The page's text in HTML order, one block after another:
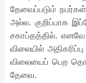
தேவைப்படும்
அல்ல. குறிப்பாக
சகாப்தத்தில். எனவே
விலையில்
விலையைப் பெற
தேவை.